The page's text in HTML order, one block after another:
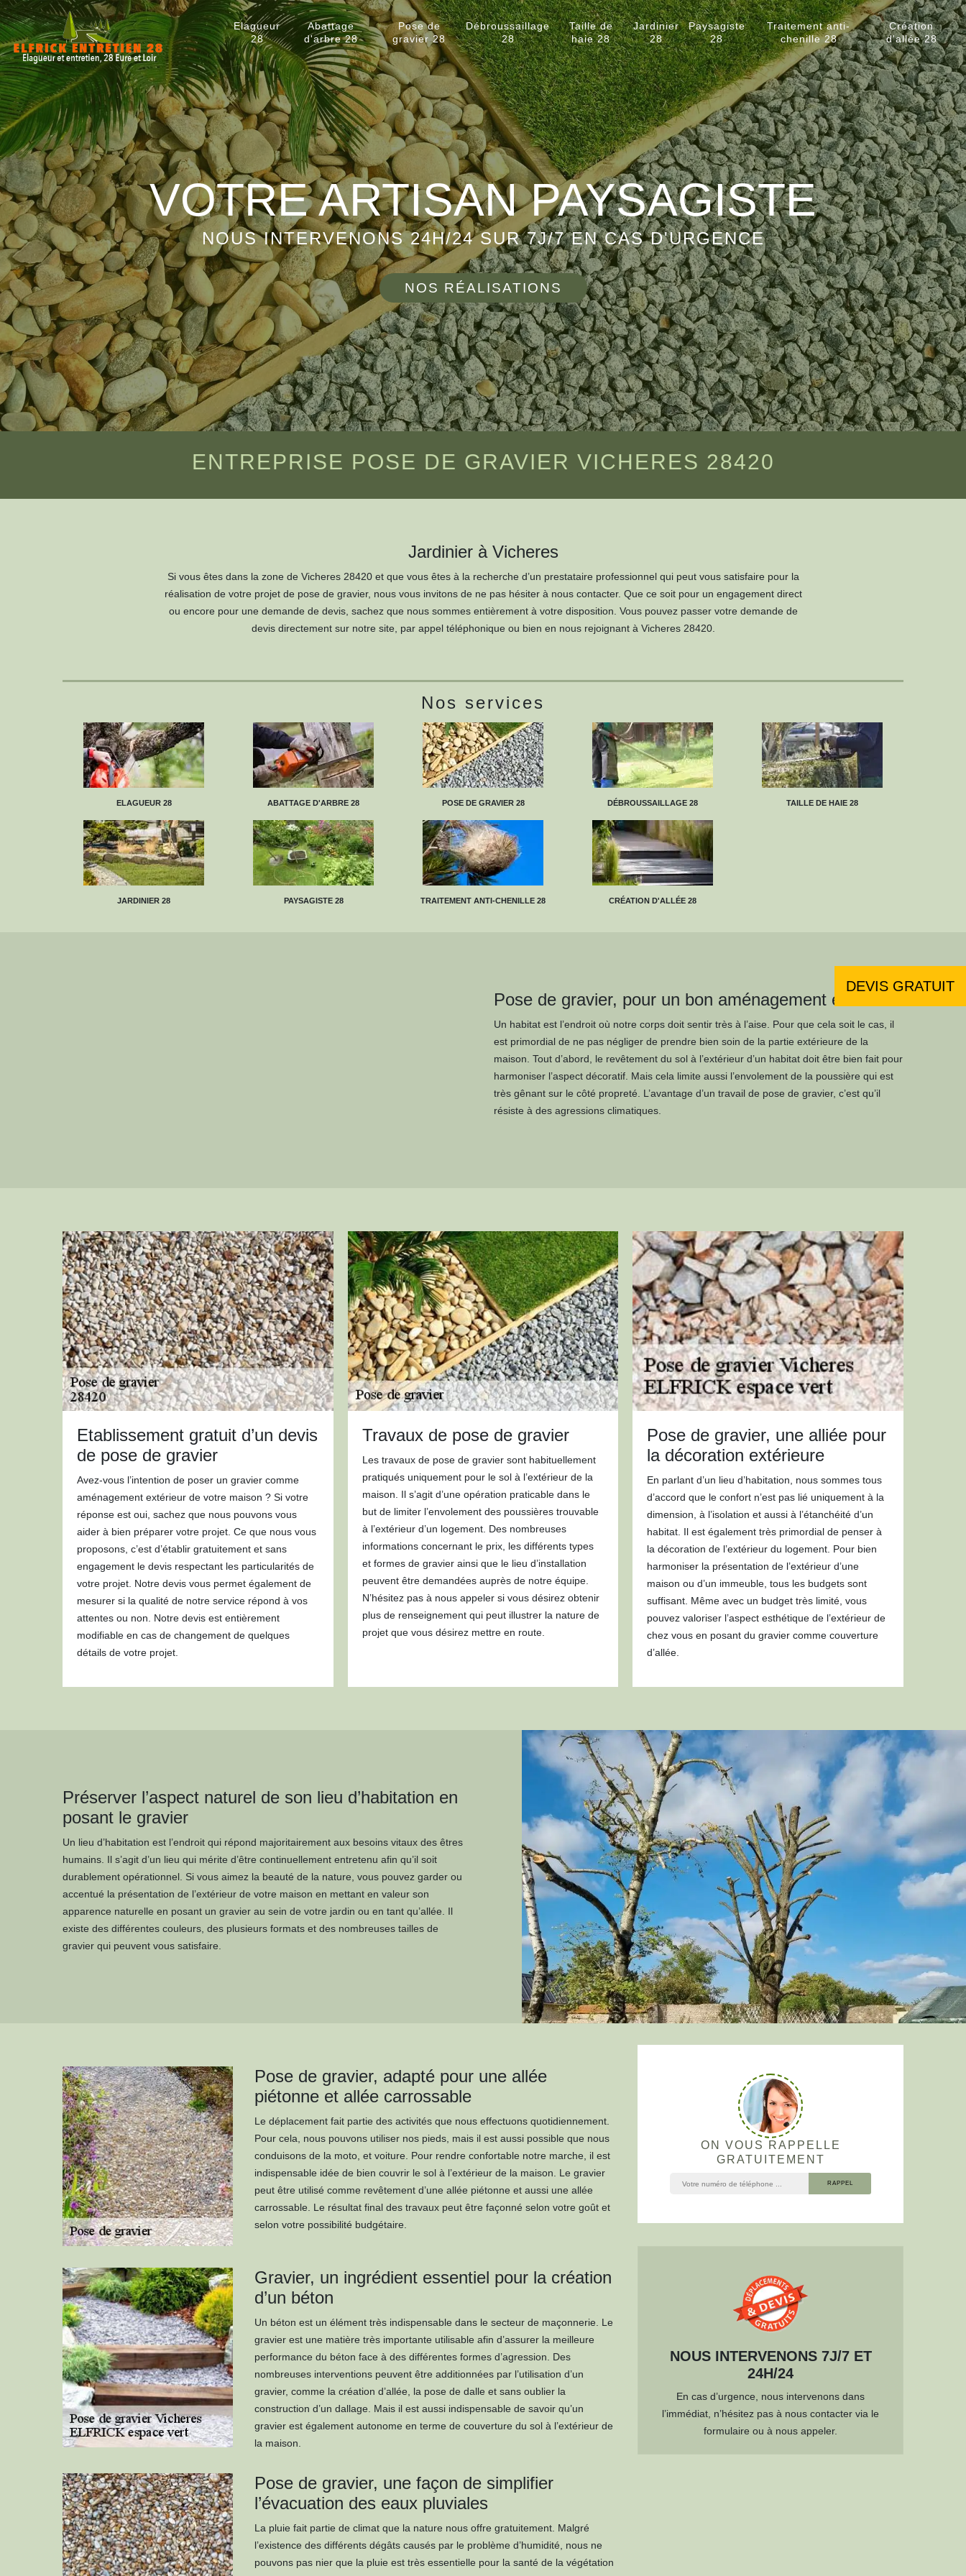
Elagueur
28
Abattage
d'arbre 28
Pose de
gravier 28
Débroussaillage
28
Taille de
haie 28
Jardinier
28
Paysagiste
28
Traitement anti-
chenille 28
Création
d'allée 28
VOTRE ARTISAN PAYSAGISTE
NOUS INTERVENONS 24H/24 SUR 7J/7 EN CAS D'URGENCE
NOS RÉALISATIONS
DEVIS GRATUIT
ENTREPRISE POSE DE GRAVIER VICHERES 28420
Jardinier à Vicheres
Si vous êtes dans la zone de Vicheres 28420 et que vous êtes à la recherche d’un prestataire professionnel qui peut vous satisfaire pour la
réalisation de votre projet de pose de gravier, nous vous invitons de ne pas hésiter à nous contacter. Que ce soit pour un engagement direct
ou encore pour une demande de devis, sachez que nous sommes entièrement à votre disposition. Vous pouvez passer votre demande de
devis directement sur notre site, par appel téléphonique ou bien en nous rejoignant à Vicheres 28420.
Nos services
ELAGUEUR 28 ABATTAGE D'ARBRE 28 POSE DE GRAVIER 28 DÉBROUSSAILLAGE 28 TAILLE DE HAIE 28
JARDINIER 28 PAYSAGISTE 28 TRAITEMENT ANTI-CHENILLE 28 CRÉATION D'ALLÉE 28
Pose de gravier, pour un bon aménagement extérieur
Un habitat est l’endroit où notre corps doit sentir très à l’aise. Pour que cela soit le cas, il
est primordial de ne pas négliger de prendre bien soin de la partie extérieure de la
maison. Tout d’abord, le revêtement du sol à l’extérieur d’un habitat doit être bien fait pour
harmoniser l’aspect décoratif. Mais cela limite aussi l’envolement de la poussière qui est
très gênant sur le côté propreté. L’avantage d’un travail de pose de gravier, c’est qu’il
résiste à des agressions climatiques.
Etablissement gratuit d’un devis
de pose de gravier
Avez-vous l’intention de poser un gravier comme
aménagement extérieur de votre maison ? Si votre
réponse est oui, sachez que nous pouvons vous
aider à bien préparer votre projet. Ce que nous vous
proposons, c’est d’établir gratuitement et sans
engagement le devis respectant les particularités de
votre projet. Notre devis vous permet également de
mesurer si la qualité de notre service répond à vos
attentes ou non. Notre devis est entièrement
modifiable en cas de changement de quelques
détails de votre projet.
Travaux de pose de gravier
Les travaux de pose de gravier sont habituellement
pratiqués uniquement pour le sol à l’extérieur de la
maison. Il s’agit d’une opération praticable dans le
but de limiter l’envolement des poussières trouvable
à l’extérieur d’un logement. Des nombreuses
informations concernant le prix, les différents types
et formes de gravier ainsi que le lieu d’installation
peuvent être demandées auprès de notre équipe.
N’hésitez pas à nous appeler si vous désirez obtenir
plus de renseignement qui peut illustrer la nature de
projet que vous désirez mettre en route.
Pose de gravier, une alliée pour
la décoration extérieure
En parlant d’un lieu d’habitation, nous sommes tous
d’accord que le confort n’est pas lié uniquement à la
dimension, à l’isolation et aussi à l’étanchéité d’un
habitat. Il est également très primordial de penser à
la décoration de l’extérieur du logement. Pour bien
harmoniser la présentation de l’extérieur d’une
maison ou d’un immeuble, tous les budgets sont
suffisant. Même avec un budget très limité, vous
pouvez valoriser l’aspect esthétique de l’extérieur de
chez vous en posant du gravier comme couverture
d’allée.
Préserver l’aspect naturel de son lieu d’habitation en
posant le gravier
Un lieu d’habitation est l’endroit qui répond majoritairement aux besoins vitaux des êtres
humains. Il s’agit d’un lieu qui mérite d’être continuellement entretenu afin qu’il soit
durablement opérationnel. Si vous aimez la beauté de la nature, vous pouvez garder ou
accentué la présentation de l’extérieur de votre maison en mettant en valeur son
apparence naturelle en posant un gravier au sein de votre jardin ou en tant qu’allée. Il
existe des différentes couleurs, des plusieurs formats et des nombreuses tailles de
gravier qui peuvent vous satisfaire.
Pose de gravier, adapté pour une allée
piétonne et allée carrossable
Le déplacement fait partie des activités que nous effectuons quotidiennement.
Pour cela, nous pouvons utiliser nos pieds, mais il est aussi possible que nous
conduisons de la moto, et voiture. Pour rendre confortable notre marche, il est
indispensable idée de bien couvrir le sol à l’extérieur de la maison. Le gravier
peut être utilisé comme revêtement d’une allée piétonne et aussi une allée
carrossable. Le résultat final des travaux peut être façonné selon votre goût et
selon votre possibilité budgétaire.
Gravier, un ingrédient essentiel pour la création
d’un béton
Un béton est un élément très indispensable dans le secteur de maçonnerie. Le
gravier est une matière très importante utilisable afin d’assurer la meilleure
performance du béton face à des différentes formes d’agression. Des
nombreuses interventions peuvent être additionnées par l’utilisation d’un
gravier, comme la création d’allée, la pose de dalle et sans oublier la
construction d’un dallage. Mais il est aussi indispensable de savoir qu’un
gravier est également autonome en terme de couverture du sol à l’extérieur de
la maison.
Pose de gravier, une façon de simplifier
l’évacuation des eaux pluviales
La pluie fait partie de climat que la nature nous offre gratuitement. Malgré
l’existence des différents dégâts causés par le problème d’humidité, nous ne
pouvons pas nier que la pluie est très essentielle pour la santé de la végétation
ON VOUS RAPPELLE
GRATUITEMENT
NOUS INTERVENONS 7J/7 ET
24H/24
En cas d’urgence, nous intervenons dans
l’immédiat, n’hésitez pas à nous contacter via le
formulaire ou à nous appeler.